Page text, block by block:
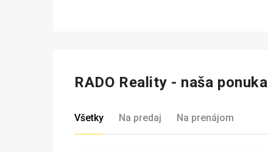
RADO Reality - naša ponuka
Všetky Na predaj Na prenájom